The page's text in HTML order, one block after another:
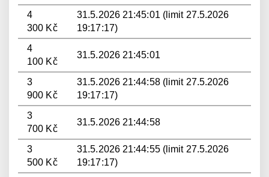
4
300 Kč
31.5.2026 21:45:01 (limit 27.5.2026
19:17:17)
4
100 Kč
31.5.2026 21:45:01
3
900 Kč
31.5.2026 21:44:58 (limit 27.5.2026
19:17:17)
3
700 Kč
31.5.2026 21:44:58
3
500 Kč
31.5.2026 21:44:55 (limit 27.5.2026
19:17:17)